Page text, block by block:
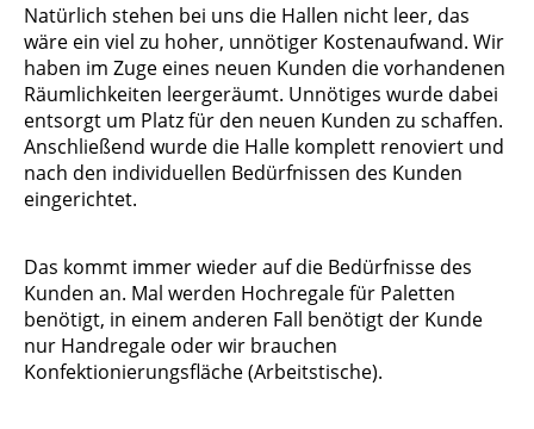
Natürlich stehen bei uns die Hallen nicht leer, das
wäre ein viel zu hoher, unnötiger Kostenaufwand. Wir
haben im Zuge eines neuen Kunden die vorhandenen
Räumlichkeiten leergeräumt. Unnötiges wurde dabei
entsorgt um Platz für den neuen Kunden zu schaffen.
Anschließend wurde die Halle komplett renoviert und
nach den individuellen Bedürfnissen des Kunden
eingerichtet.
Das kommt immer wieder auf die Bedürfnisse des
Kunden an. Mal werden Hochregale für Paletten
benötigt, in einem anderen Fall benötigt der Kunde
nur Handregale oder wir brauchen
Konfektionierungsfläche (Arbeitstische).